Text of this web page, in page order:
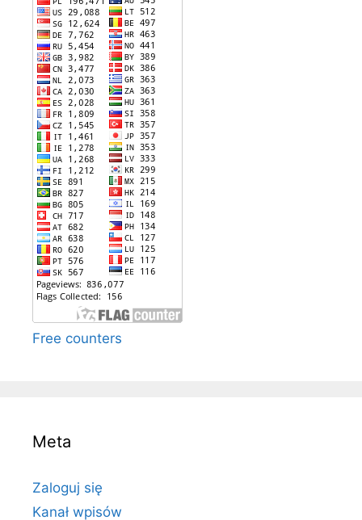
Free counters
Meta
Zaloguj się
Kanał wpisów